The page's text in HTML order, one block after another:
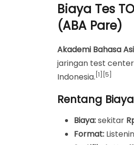
Biaya Tes
(ABA Pare)
Akademi Bahasa
jaringan test center
Indonesia. [1][5]
Rentang
Biaya:sekitar
Format: